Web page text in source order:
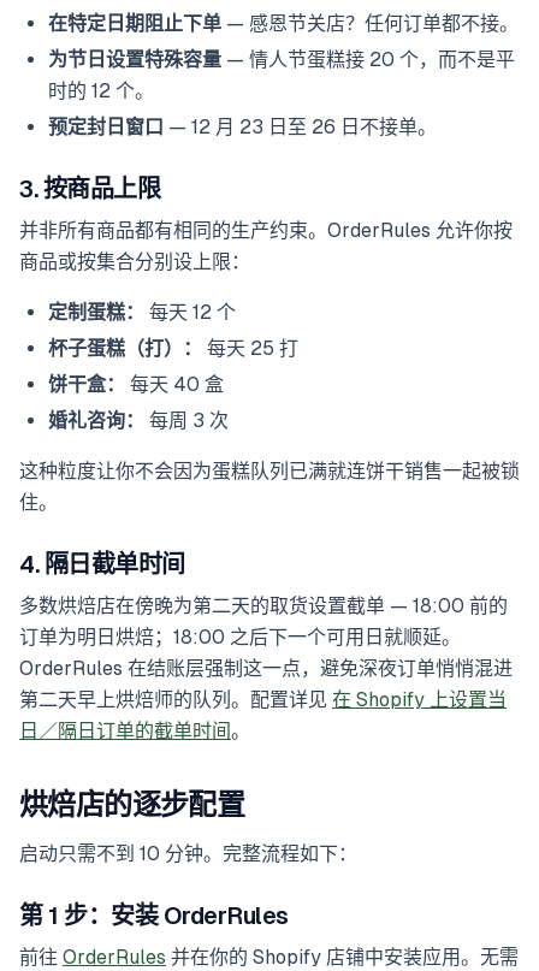
在特定日期阻止下单 — 感恩节关店？任何订单都不接。
为节日设置特殊容量 — 情人节蛋糕接 20 个，而不是平
时的 12 个。
预定封日窗口 — 12 月 23 日至 26 日不接单。
3. 按商品上限
并非所有商品都有相同的生产约束。OrderRules 允许你按
商品或按集合分别设上限：
定制蛋糕：
每天 12 个
杯子蛋糕（打）：
每天 25 打
饼干盒：
每天 40 盒
婚礼咨询：
每周 3 次
这种粒度让你不会因为蛋糕队列已满就连饼干销售一起被锁
住。
4. 隔日截单时间
多数烘焙店在傍晚为第二天的取货设置截单 — 18:00 前的
订单为明日烘焙；18:00 之后下一个可用日就顺延。
OrderRules 在结账层强制这一点，避免深夜订单悄悄混进
第二天早上烘焙师的队列。配置详见 在 Shopify 上设置当
日／隔日订单的截单时间。
烘焙店的逐步配置
启动只需不到 10 分钟。完整流程如下：
第 1 步：安装 OrderRules
前往 OrderRules 并在你的 Shopify 店铺中安装应用。无需